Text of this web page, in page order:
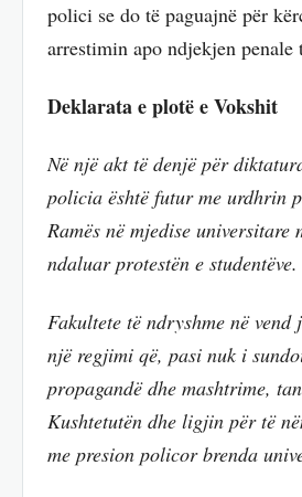
polici se do të paguajnë për
arrestimin apo ndjekjen penale
Deklarata e plotë e Vokshit
Në një akt të denjë për
policia është futur me urdhrin
Ramës në mjedise universitare
ndaluar protestën e studentëve.
Fakultete të ndryshme në vend
një regjimi që, pasi nuk i
propagandë dhe mashtrime,
Kushtetutën dhe ligjin për të
me presion policor brenda